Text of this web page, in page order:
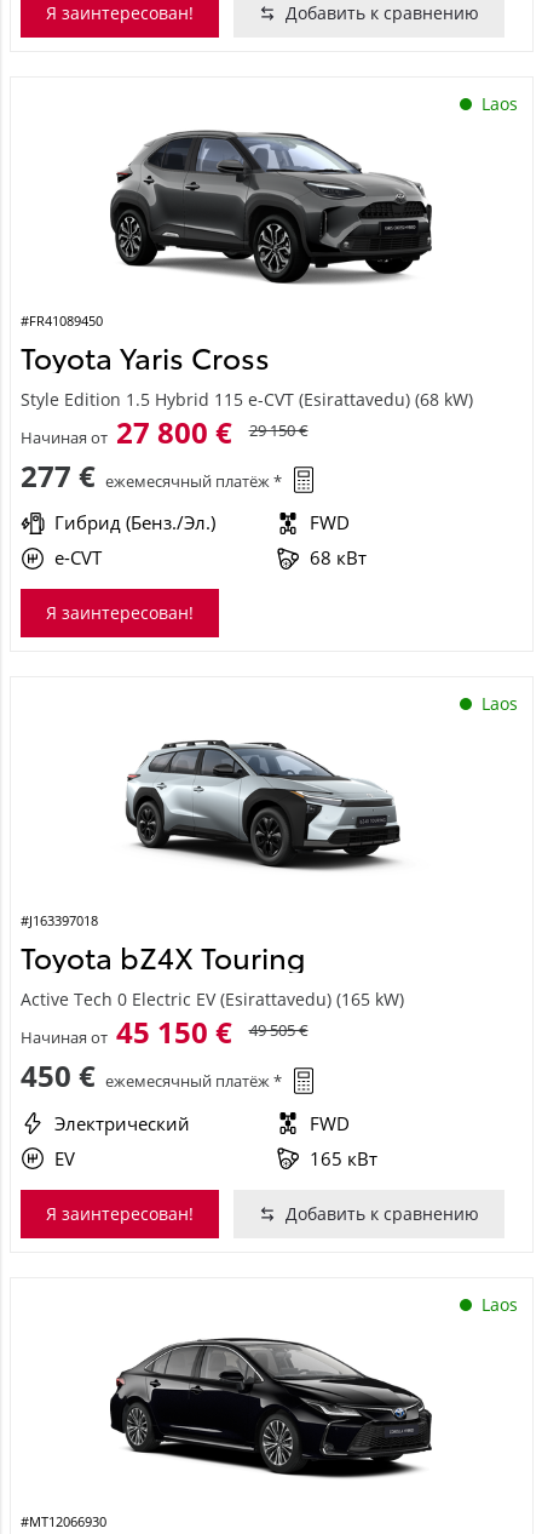
Я заинтересован! Добавить к сравнению
Laos
#FR41089450
Toyota Yaris Cross
Style Edition 1.5 Hybrid 115 e-CVT (Esirattavedu) (68 kW)
Начиная от 27 800 € 29 150 €
277 € ежемесячный платёж *
Гибрид (Бенз./Эл.)
FWD
e-CVT
68 кВт
Я заинтересован!
Laos
#J163397018
Toyota bZ4X Touring
Active Tech 0 Electric EV (Esirattavedu) (165 kW)
Начиная от 45 150 € 49 505 €
450 € ежемесячный платёж *
Электрический
FWD
EV
165 кВт
Я заинтересован! Добавить к сравнению
Laos
#MT12066930